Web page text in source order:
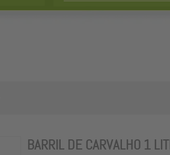
BARRIL DE CARVALHO 1